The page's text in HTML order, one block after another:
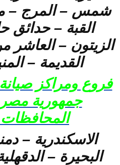
شمس – المرج –
القبة – حدائق
الزيتون –
القديمة –
فروع ومراكز
جمهورية مصر
المحافظات
الاسكندرية –
البحيرة –